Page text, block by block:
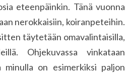
eteenpäinkin. Tänä vuonna
nerokkaisiin, koiranpeteihin.
täytetään omavalintaisilla,
Ohjekuvassa vinkataan
on esimerkiksi paljon